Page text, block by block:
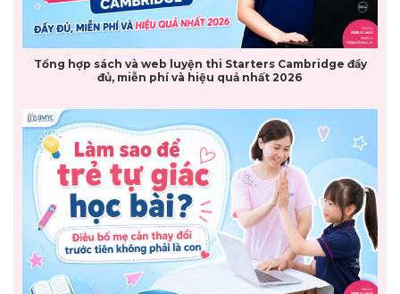
Tổng hợp sách và web luyện thi Starters Cambridge đầy
đủ, miễn phí và hiệu quả nhất 2026